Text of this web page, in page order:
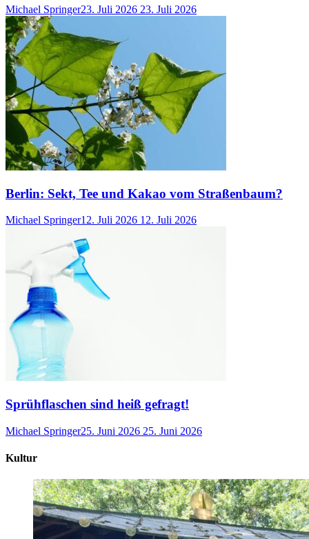
Michael Springer23. Juli 2026 23. Juli 2026
Berlin: Sekt, Tee und Kakao vom Straßenbaum?
Michael Springer12. Juli 2026 12. Juli 2026
Sprühflaschen sind heiß gefragt!
Michael Springer25. Juni 2026 25. Juni 2026
Kultur